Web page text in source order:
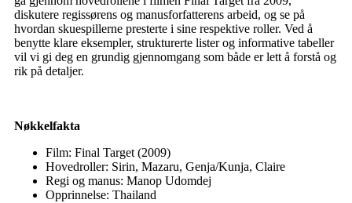
diskutere regissørens og manusforfatterens arbeid, og se på
hvordan skuespillerne presterte i sine respektive roller. Ved å
benytte klare eksempler, strukturerte lister og informative tabeller
vil vi gi deg en grundig gjennomgang som både er lett å forstå og
rik på detaljer.
Nøkkelfakta
Film: Final Target (2009)
Hovedroller: Sirin, Mazaru, Genja/Kunja, Claire
Regi og manus: Manop Udomdej
Opprinnelse: Thailand